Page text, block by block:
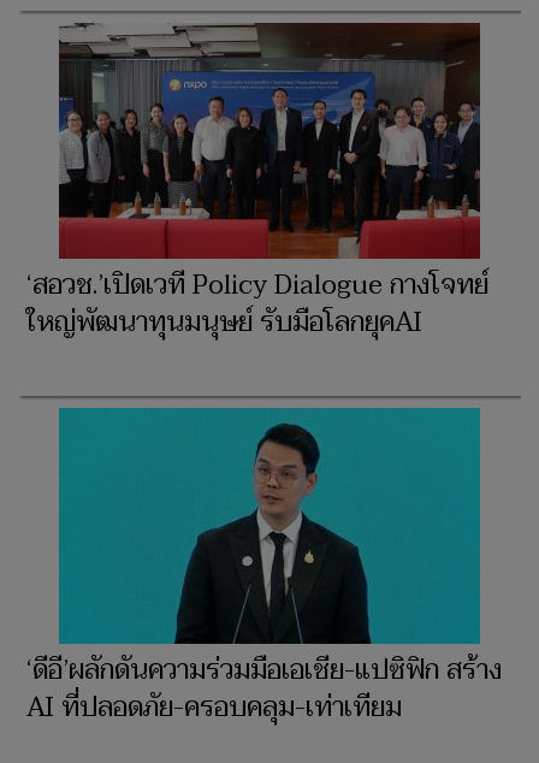
‘สอวช.’เปิดเวที Policy Dialogue กางโจทย์
ใหญ่พัฒนาทุนมนุษย์ รับมือโลกยุคAI
‘ดีอี’ผลักดันความร่วมมือเอเชีย-แปซิฟิก สร้าง
AI ที่ปลอดภัย-ครอบคลุม-เท่าเทียม